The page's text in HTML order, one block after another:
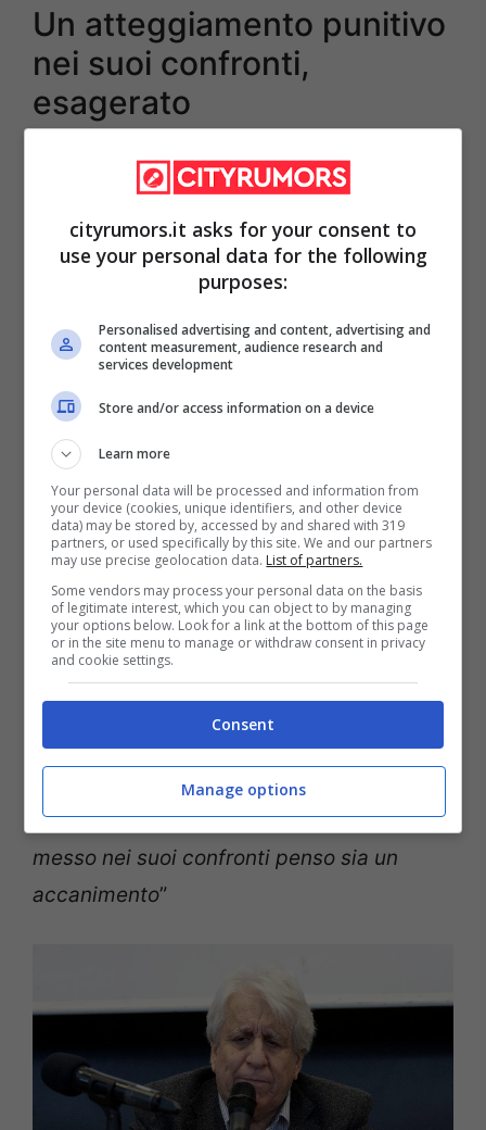
Un atteggiamento punitivo
nei suoi confronti,
esagerato
l’ex senatore della Repubblica
compagno di BiancaBerlinguer
’atteggiamento verso Alemanno è
coerente verso una impostazione generale
affermare la pena come qualcosa di
mutamenti che i detenuti vivono sulla loro
pellee vita ogni giorno”
PerLuigi Manconinon ci sono dubbi che si
debba intervenire e farlo nella maniera più
rapida possibile perché quello che è stato
fatto conAlemanno, a suo modo di
vedere, è qualcosa di “
nell’applicazione di norme
quel modo”, anche perché“ritengo che si
poteva avere un atteggiamento diverso
con Alemanno anche perché questo rigore
messo nei suoi confronti penso sia un
accanimento”
cityrumors.it asks for your consent to
use your personal data for the following
purposes:
Personalised advertising and content, advertising and
content measurement, audience research and
services development
Store and/or access information on a device
Learn more
Your personal data will be processed and information from
your device (cookies, unique identifiers, and other device
data) may be stored by, accessed by and shared with 319
partners, or used specifically by this site. We and our partners
may use precise geolocation data. List of partners.
Some vendors may process your personal data on the basis
of legitimate interest, which you can object to by managing
your options below. Look for a link at the bottom of this page
or in the site menu to manage or withdraw consent in privacy
and cookie settings.
Consent
Manage options